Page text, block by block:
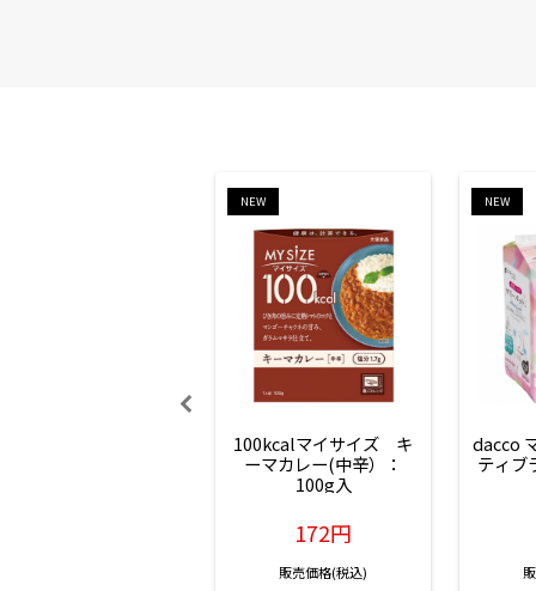
NEW
100kcalマイサイズ　キ
ーマカレー(中辛）：
100g入
172円
販売価格(税込)
NEW
dacco
ティブ